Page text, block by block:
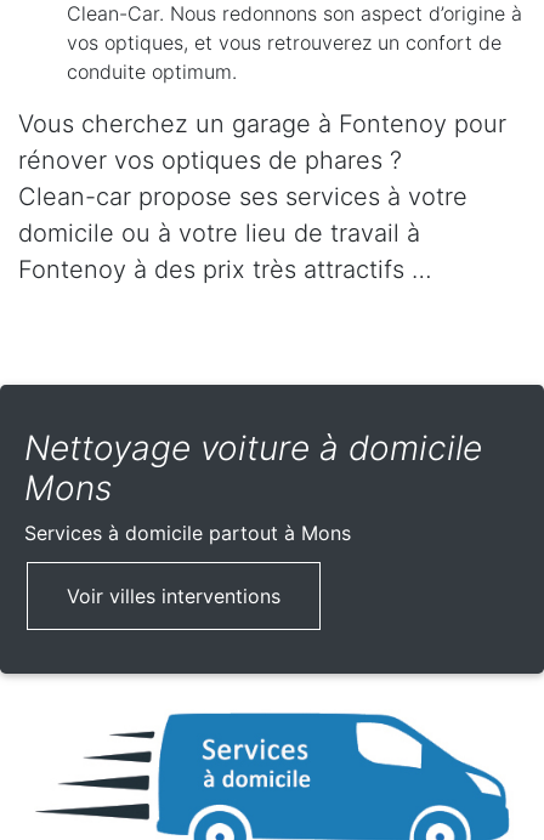
Clean-Car. Nous redonnons son aspect d’origine à
vos optiques, et vous retrouverez un confort de
conduite optimum.
Vous cherchez un garage à Fontenoy pour
rénover vos optiques de phares ?
Clean-car propose ses services à votre
domicile ou à votre lieu de travail à
Fontenoy à des prix très attractifs …
Nettoyage voiture à domicile
Mons
Services à domicile partout à Mons
Voir villes interventions